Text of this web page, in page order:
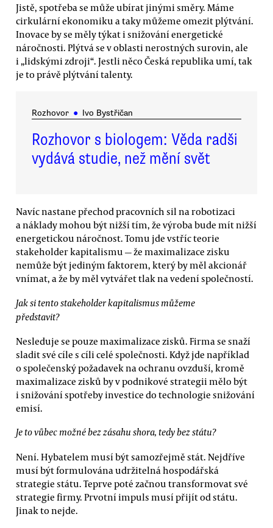
Jistě, spotřeba se může ubírat jinými směry. Máme
cirkulární ekonomiku a taky můžeme omezit plýtvání.
Inovace by se měly týkat i snižování energetické
náročnosti. Plýtvá se v oblasti nerostných surovin, ale
i „lidskými zdroji“. Jestli něco Česká republika umí, tak
je to právě plýtvání talenty.
Rozhovor ● Ivo Bystřičan
Rozhovor s biologem: Věda radši
vydává studie, než mění svět
Navíc nastane přechod pracovních sil na robotizaci
a náklady mohou být nižší tím, že výroba bude mít nižší
energetickou náročnost. Tomu jde vstříc teorie
stakeholder kapitalismu — že maximalizace zisku
nemůže být jediným faktorem, který by měl akcionář
vnímat, a že by měl vytvářet tlak na vedení společností.
Jak si tento stakeholder kapitalismus můžeme
představit?
Nesleduje se pouze maximalizace zisků. Firma se snaží
sladit své cíle s cíli celé společnosti. Když jde například
o společenský požadavek na ochranu ovzduší, kromě
maximalizace zisků by v podnikové strategii mělo být
i snižování spotřeby investice do technologie snižování
emisí.
Je to vůbec možné bez zásahu shora, tedy bez státu?
Není. Hybatelem musí být samozřejmě stát. Nejdříve
musí být formulována udržitelná hospodářská
strategie státu. Teprve poté začnou transformovat své
strategie firmy. Prvotní impuls musí přijít od státu.
Jinak to nejde.